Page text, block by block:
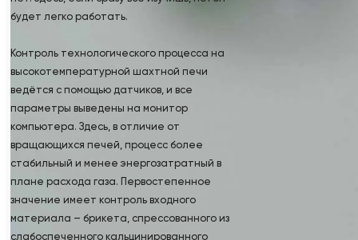
будет легко работать.
Контроль технологического процесса на
высокотемпературной шахтной печи
ведётся с помощью датчиков, и все
параметры выведены на монитор
компьютера. Здесь, в отличие от
вращающихся печей, процесс более
стабильный и менее энергозатратный в
плане расхода газа. Первостепенное
значение имеет контроль входного
материала – брикета, спрессованного из
слабоспеченного кальцинированного